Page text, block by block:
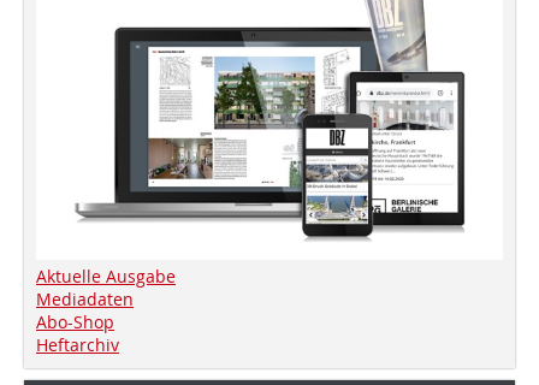
Aktuelle Ausgabe
Mediadaten
Abo-Shop
Heftarchiv